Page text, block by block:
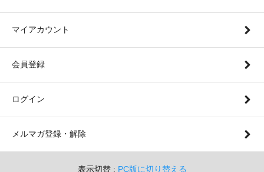
マイアカウント
会員登録
ログイン
メルマガ登録・解除
表示切替 : PC版に切り替える